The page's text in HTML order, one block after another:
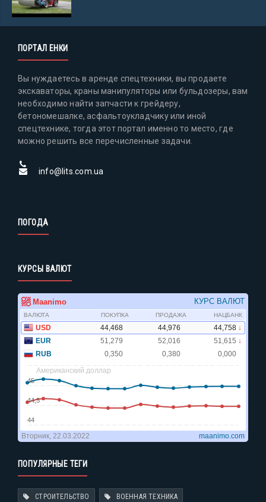
ПОРТАЛ ЕНКИ
Вы нуждаетесь в аренде спецтехники, вы продаете
экскаваторы, краны манипуляторы или бульдозеры, вам
необходимо найти запчасти к грейдеру,
бетономешалке, асфальтоукладчику или иной
спецтехнике, тогда этот портал именно то место, где
можно решить все перечисленные задачи.
info@lits.com.ua
ПОГОДА
КУРСЫ ВАЛЮТ
ПОПУЛЯРНЫЕ ТЕГИ
СТРОИТЕЛЬСТВО ВОЕННАЯ ТЕХНИКА